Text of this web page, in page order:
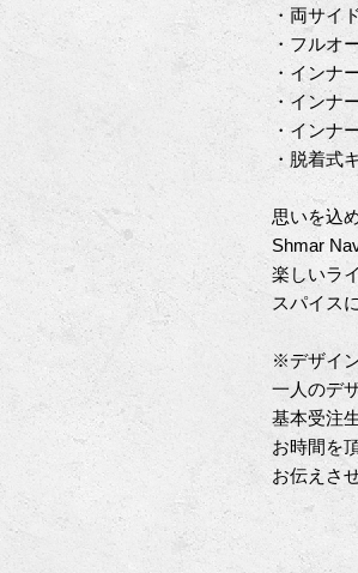
・両サイ
・フルオ
・インナ
・インナ
・インナ
・脱着式
思いを込
Shmar
楽しいラ
スパイス
※デザイ
一人のデ
基本受注
お時間を
お伝えさ